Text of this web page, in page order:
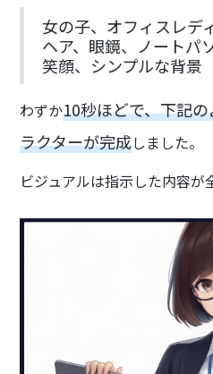
女の子、オフィスレデ
ヘア、眼鏡、ノートパ
笑顔、シンプルな背景
わずか10秒ほどで、下記
ラクターが完成しました。
ビジュアルは指示した内容が